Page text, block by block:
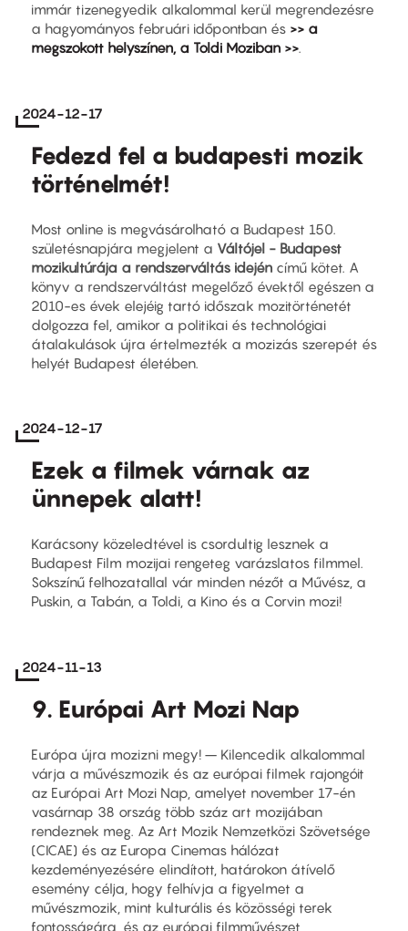
immár tizenegyedik alkalommal kerül megrendezésre
a hagyományos februári időpontban és >> a
megszokott helyszínen, a Toldi Moziban >>.
2024-12-17
Fedezd fel a budapesti mozik
történelmét!
Most online is megvásárolható a Budapest 150.
születésnapjára megjelent a Váltójel - Budapest
mozikultúrája a rendszerváltás idején című kötet. A
könyv a rendszerváltást megelőző évektől egészen a
2010-es évek elejéig tartó időszak mozitörténetét
dolgozza fel, amikor a politikai és technológiai
átalakulások újra értelmezték a mozizás szerepét és
helyét Budapest életében.
2024-12-17
Ezek a filmek várnak az
ünnepek alatt!
Karácsony közeledtével is csordultig lesznek a
Budapest Film mozijai rengeteg varázslatos filmmel.
Sokszínű felhozatallal vár minden nézőt a Művész, a
Puskin, a Tabán, a Toldi, a Kino és a Corvin mozi!
2024-11-13
9. Európai Art Mozi Nap
Európa újra mozizni megy! – Kilencedik alkalommal
várja a művészmozik és az európai filmek rajongóit
az Európai Art Mozi Nap, amelyet november 17-én
vasárnap 38 ország több száz art mozijában
rendeznek meg. Az Art Mozik Nemzetközi Szövetsége
(CICAE) és az Europa Cinemas hálózat
kezdeményezésére elindított, határokon átívelő
esemény célja, hogy felhívja a figyelmet a
művészmozik, mint kulturális és közösségi terek
fontosságára, és az európai filmművészet